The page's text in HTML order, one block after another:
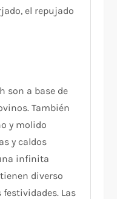
el repujado
son a base de
También
y molido
y caldos
infinita
diverso
Las